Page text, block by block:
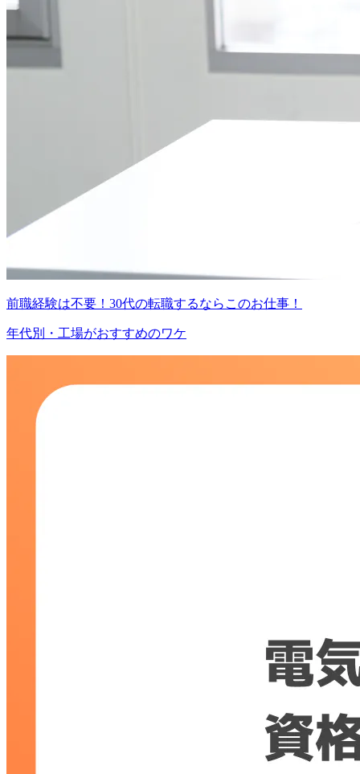
前職経験は不要！30代の転職するならこのお仕事！
年代別・工場がおすすめのワケ